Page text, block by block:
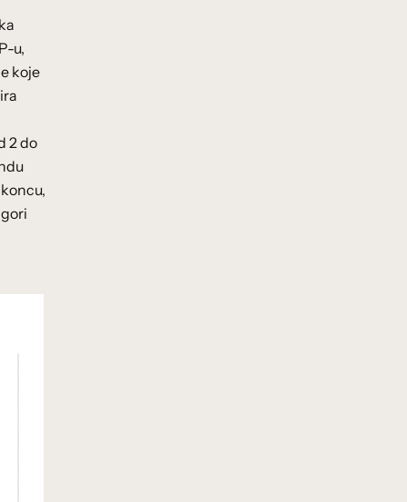
u,
koje
2 do